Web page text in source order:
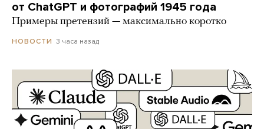
от ChatGPT и фотографий 1945 года
Примеры претензий — максимально коротко
НОВОСТИ 3 часа назад